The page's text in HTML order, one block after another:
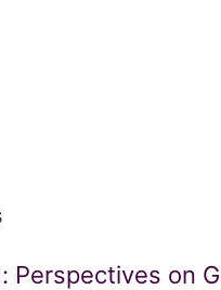
Perspectives on